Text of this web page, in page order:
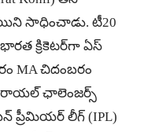
సాధించాడు. టీ20
క్రికెటర్‌గా ఏస్
MA చిదంబరం
రాయల్ ఛాలెంజర్స్
ప్రీమియర్ లీగ్ (IPL)